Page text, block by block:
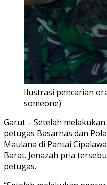
Ilustrasi pencarian
someone)
Garut – Setelah
petugas Basarnas dan
Maulana di Pantai
Barat. Jenazah pria
petugas.